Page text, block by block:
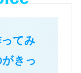
ってみ
きっ